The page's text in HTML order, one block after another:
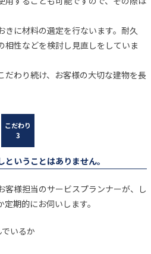
きに材料の選定を行ないます。耐久
相性などを検討し見直しをしていま
だわり続け、お客様の大切な建物を長
いうことはありません。
客様担当のサービスプランナーが、し
期的にお伺いします。
いるか